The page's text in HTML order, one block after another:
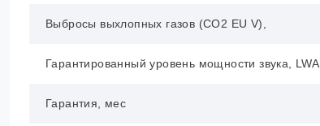
Выбросы выхлопных газов (CO2 EU V),
Гарантированный уровень мощности звука, LWA
Гарантия, мес